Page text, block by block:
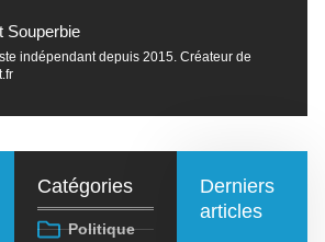
Souperbie
indépendant depuis 2015. Créateur de
Catégories
Politique
Derniers
articles